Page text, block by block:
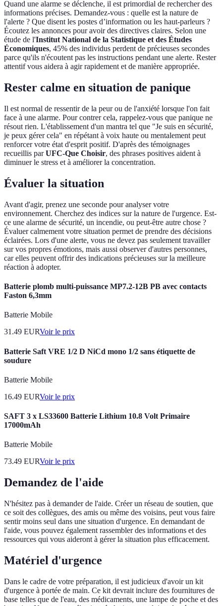
Quand une alarme se déclenche, il est primordial de rechercher des
informations précises. Demandez-vous : quelle est la nature de
l'alerte ? Que disent les postes d’information ou les haut-parleurs ?
Écoutez les annonces pour avoir des directives claires. Selon une
étude de l'Institut National de la Statistique et des Études
Économiques, 45% des individus perdent de précieuses secondes
parce qu'ils n'écoutent pas les instructions pendant une alerte. Rester
attentif vous aidera à agir rapidement et de manière appropriée.
Rester calme en situation de panique
Il est normal de ressentir de la peur ou de l'anxiété lorsque l'on fait
face à une alarme. Pour contrer cela, rappelez-vous que panique ne
résout rien. L'établissement d'un mantra tel que "Je suis en sécurité,
je peux gérer cela" en répétant à voix haute ou mentalement peut
renforcer votre état d'esprit positif. D'après des témoignages
recueillis parUFC-Que Choisir, des phrases positives aident à
diminuer le stress et à améliorer la concentration.
Évaluer la situation
Avant d'agir, prenez une seconde pour analyser votre
environnement. Cherchez des indices sur la nature de l'urgence. Est-
ce une alarme de sécurité, un incendie, ou peut-être autre chose ?
Évaluer calmement votre situation permet de prendre des décisions
éclairées. Lors d'une alerte, vous ne devez pas seulement travailler
sur vos propres émotions, mais aussi observer d'autres personnes,
car elles peuvent offrir des indications précieuses sur la meilleure
réaction à adopter.
Batterie plomb multi-puissance MP7.2-12B PB avec contacts
Faston 6,3mm
Batterie Mobile
31.49 EURVoir le prix
Batterie Saft VRE 1/2 D NiCd mono 1/2 sans étiquette de
soudure
Batterie Mobile
16.49 EURVoir le prix
SAFT 3 x LS33600 Batterie Lithium 10.8 Volt Primaire
17000mAh
Batterie Mobile
73.49 EURVoir le prix
Demandez de l'aide
N'hésitez pas à demander de l'aide. Créer un réseau de soutien, que
ce soit des collègues, des amis ou même des voisins, peut vous faire
sentir moins seul dans une situation d'urgence. En demandant de
l'aide, vous pouvez également rassembler des informations et des
ressources qui vous aideront à gérer la situation plus efficacement.
Matériel d'urgence
Dans le cadre de votre préparation, il est judicieux d'avoir un kit
d'urgence à portée de main. Ce kit devrait inclure des fournitures de
base telles que de l'eau, des médicaments, une lampe de poche et des